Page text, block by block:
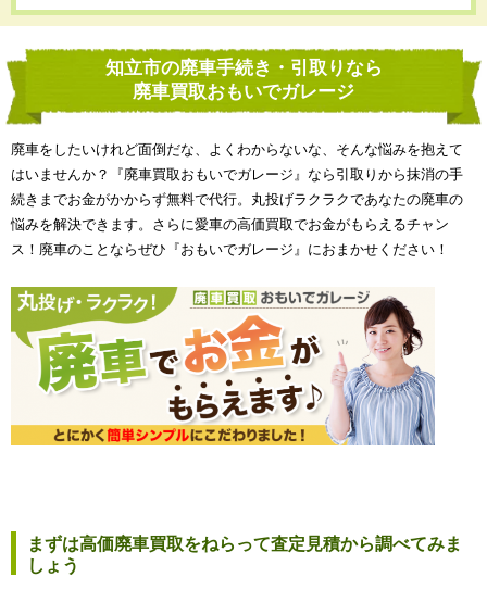
知立市の廃車手続き・引取りなら
廃車買取おもいでガレージ
廃車をしたいけれど面倒だな、よくわからないな、そんな悩みを抱えて
はいませんか？『廃車買取おもいでガレージ』なら引取りから抹消の手
続きまでお金がかからず無料で代行。丸投げラクラクであなたの廃車の
悩みを解決できます。さらに愛車の高価買取でお金がもらえるチャン
ス！廃車のことならぜひ『おもいでガレージ』におまかせください！
まずは高価廃車買取をねらって査定見積から調べてみま
しょう